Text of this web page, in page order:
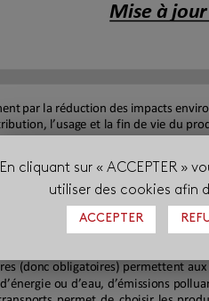
En cliquant sur « ACCEPTER »
utiliser des cookies afin
ACCEPTER